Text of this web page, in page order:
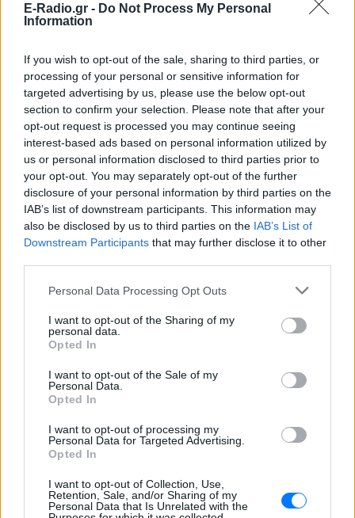
E-Radio.gr - Do Not Process My Personal
Information
If you wish to opt-out of the sale, sharing to third parties, or
processing of your personal or sensitive information for
targeted advertising by us, please use the below opt-out
section to confirm your selection. Please note that after your
opt-out request is processed you may continue seeing
interest-based ads based on personal information utilized by
us or personal information disclosed to third parties prior to
your opt-out. You may separately opt-out of the further
disclosure of your personal information by third parties on the
IAB’s list of downstream participants. This information may
also be disclosed by us to third parties on the IAB’s List of
Downstream Participants that may further disclose it to other
Personal Data Processing Opt Outs
I want to opt-out of the Sharing of my
personal data.
Opted In
I want to opt-out of the Sale of my
Personal Data.
Opted In
I want to opt-out of processing my
Personal Data for Targeted Advertising.
Opted In
I want to opt-out of Collection, Use,
Retention, Sale, and/or Sharing of my
Personal Data that Is Unrelated with the
ΔΕΙΤΕ ΕΠΙΣΗΣ
ΣΤΗΝ ΙΔΙΑ ΚΑΤΗΓΟΡΙΑ
Μαραντόνα: «Ήταν πρησμένος,
δεν σηκωνόταν από το κρεβάτι
και είχε παραιτηθεί» – Τι
ΠΡΙΝ 10 ΏΡΕΣ
Marfin: Επιμένει ο δικηγόρος
ταυτοποίηση
ΠΡΙΝ 10 ΏΡΕΣ